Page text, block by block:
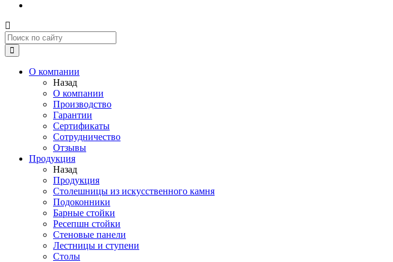
О компании
Назад
О компании
Производство
Гарантии
Сертификаты
Сотрудничество
Отзывы
Продукция
Назад
Продукция
Столешницы из искусственного камня
Подоконники
Барные стойки
Ресепшн стойки
Стеновые панели
Лестницы и ступени
Столы